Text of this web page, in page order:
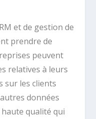
et de gestion de
prendre de
peuvent
relatives à leurs
sur les clients
données
qualité qui